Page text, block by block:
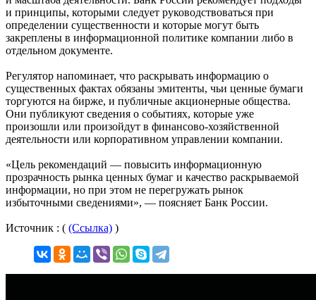
и принципы, которыми следует руководствоваться при
определении существенности и которые могут быть
закреплены в информационной политике компании либо в
отдельном документе.
Регулятор напоминает, что раскрывать информацию о
существенных фактах обязаны эмитенты, чьи ценные бумаги
торгуются на бирже, и публичные акционерные общества.
Они публикуют сведения о событиях, которые уже
произошли или произойдут в финансово-хозяйственной
деятельности или корпоративном управлении компании.
«Цель рекомендаций — повысить информационную
прозрачность рынка ценных бумаг и качество раскрываемой
информации, но при этом не перегружать рынок
избыточными сведениями», — поясняет Банк России.
Источник : ( (Ссылка) )